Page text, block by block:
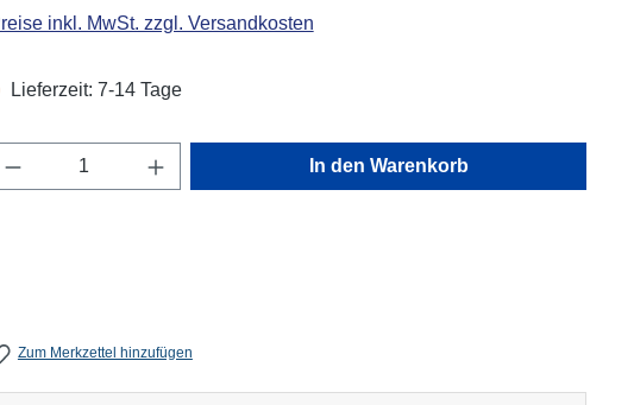
inkl. MwSt. zzgl. Versandkosten
Lieferzeit: 7-14 Tage
Produkt Anzahl: Gib den gewünschten Wert ein
In den Warenkorb
Zum Merkzettel hinzufügen